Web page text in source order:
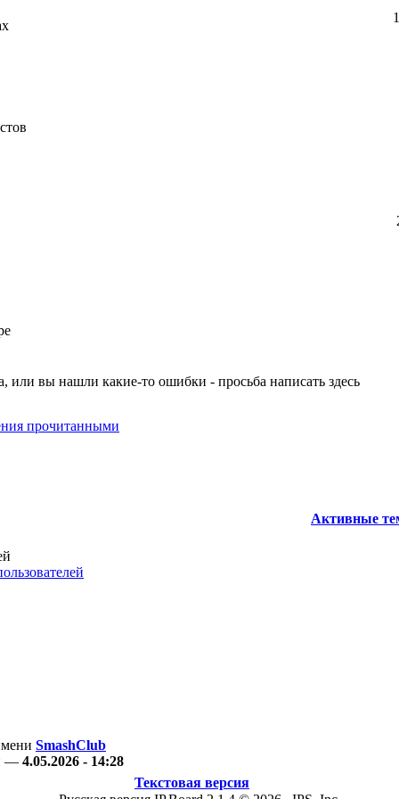
или вы нашли какие-то ошибки - просьба написать здесь
прочитанными
Активные
SmashClub
— 4.05.2026 - 14:28
Текстовая версия